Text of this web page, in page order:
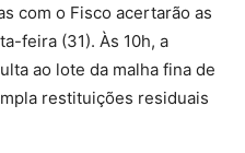
com o Fisco acertarão as
feira (31). Às 10h, a
ao lote da malha fina de
restituições residuais